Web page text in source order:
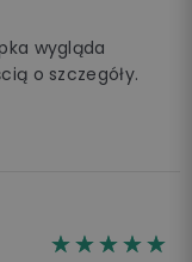
wygląda
o szczegóły.
☆☆☆☆☆
★★★★★